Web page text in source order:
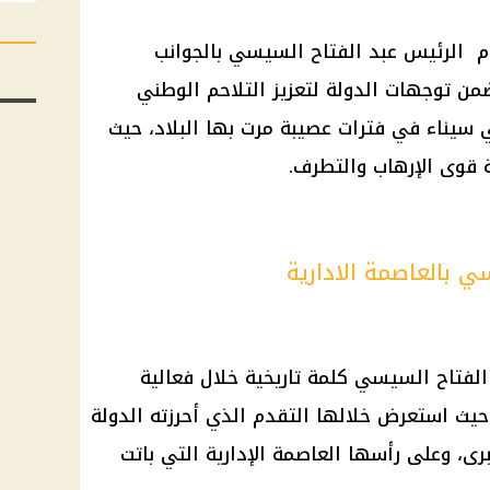
عبد الفتاح السيسي بالجوانب
توجهات الدولة لتعزيز التلاحم الوطني
سيناء في فترات عصيبة مرت بها البلاد، حيث
قوى الإرهاب والتطرف.
بالعاصمة الادارية
السيسي كلمة تاريخية خلال فعالية
حيث استعرض خلالها التقدم الذي أحرزته الدولة
وعلى رأسها العاصمة الإدارية التي باتت